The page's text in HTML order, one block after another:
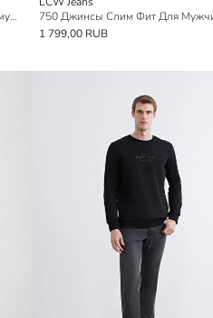
779 джинсы стандартного кроя для мужское
750 Джинсы Слим Фит Для
1 799,00 RUB